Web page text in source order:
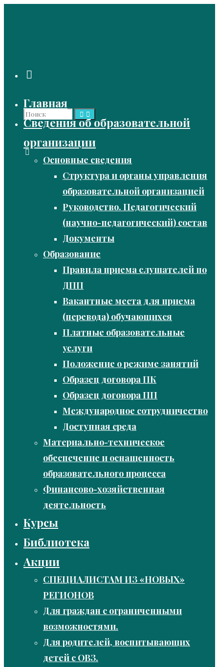
Найти: Поиск
Главная
Сведения об образовательной
организации
Основные сведения
Структура и органы управления
образовательной организацией
Руководство. Педагогический
(научно-педагогический) состав
Документы
Образование
Правила приема слушателей по
ДПП
Вакантные места для приема
(перевода) обучающихся
Платные образовательные
услуги
Положение о режиме занятий
Образец договора ПК
Образец договора ПП
Международное сотрудничество
Доступная среда
Материально-техническое
обеспечение и оснащенность
образовательного процесса
Финансово-хозяйственная
деятельность
Курсы
Библиотека
Акции
СПЕЦИАЛИСТАМ ИЗ «НОВЫХ»
РЕГИОНОВ
Для граждан с ограниченными
возможностями.
Для родителей, воспитывающих
детей с ОВЗ.